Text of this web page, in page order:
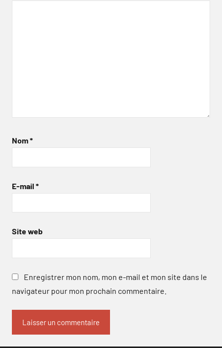
Nom*
E-mail *
Site web
Enregistrer mon nom, mon e-mail et mon site dans le
navigateur pour mon prochain commentaire.